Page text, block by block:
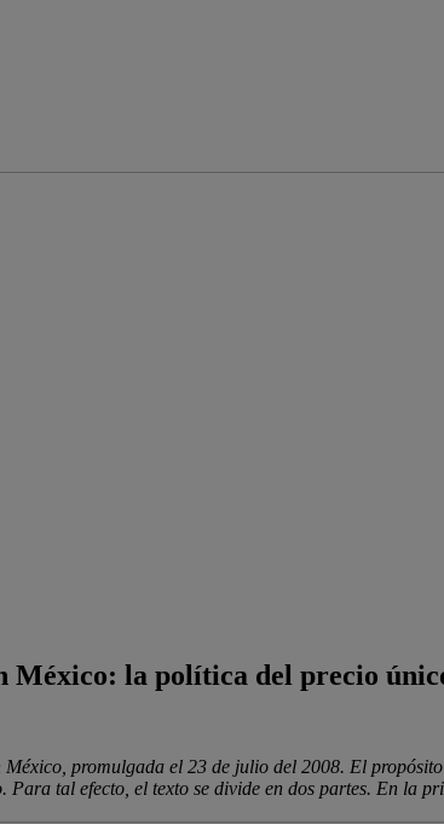
México: la política del precio
promulgada el 23 de julio del 2008. El
tal efecto, el texto se divide en dos partes. En la